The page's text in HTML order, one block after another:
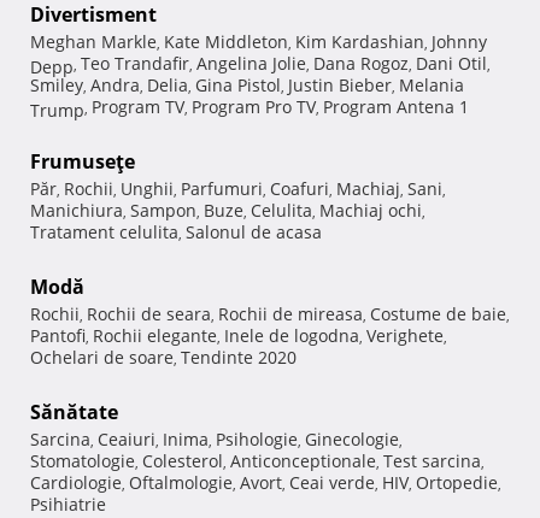
Divertisment
Meghan Markle, Kate Middleton, Kim Kardashian, Johnny
Depp, Teo Trandafir, Angelina Jolie, Dana Rogoz, Dani Otil,
Smiley, Andra, Delia, Gina Pistol, Justin Bieber, Melania
Trump, Program TV, Program Pro TV, Program Antena 1
Frumuseţe
Păr, Rochii, Unghii, Parfumuri, Coafuri, Machiaj, Sani,
Manichiura, Sampon, Buze, Celulita, Machiaj ochi,
Tratament celulita, Salonul de acasa
Modă
Rochii, Rochii de seara, Rochii de mireasa, Costume de baie,
Pantofi, Rochii elegante, Inele de logodna, Verighete,
Ochelari de soare, Tendinte 2020
Sănătate
Sarcina, Ceaiuri, Inima, Psihologie, Ginecologie,
Stomatologie, Colesterol, Anticonceptionale, Test sarcina,
Cardiologie, Oftalmologie, Avort, Ceai verde, HIV, Ortopedie,
Psihiatrie